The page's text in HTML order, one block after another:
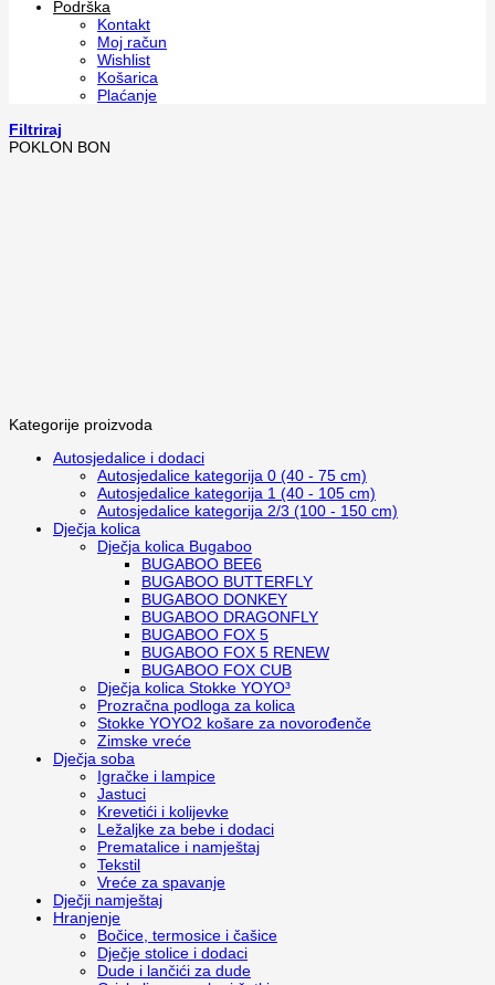
Podrška
Kontakt
Moj račun
Wishlist
Košarica
Plaćanje
Filtriraj
POKLON BON
Kategorije proizvoda
Autosjedalice i dodaci
Autosjedalice kategorija 0 (40 - 75 cm)
Autosjedalice kategorija 1 (40 - 105 cm)
Autosjedalice kategorija 2/3 (100 - 150 cm)
Dječja kolica
Dječja kolica Bugaboo
BUGABOO BEE6
BUGABOO BUTTERFLY
BUGABOO DONKEY
BUGABOO DRAGONFLY
BUGABOO FOX 5
BUGABOO FOX 5 RENEW
BUGABOO FOX CUB
Dječja kolica Stokke YOYO³
Prozračna podloga za kolica
Stokke YOYO2 košare za novorođenče
Zimske vreće
Dječja soba
Igračke i lampice
Jastuci
Krevetići i kolijevke
Ležaljke za bebe i dodaci
Prematalice i namještaj
Tekstil
Vreće za spavanje
Dječji namještaj
Hranjenje
Bočice, termosice i čašice
Dječje stolice i dodaci
Dude i lančići za dude